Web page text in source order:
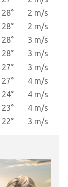
28°
2 m/s
28°
2 m/s
28°
3 m/s
28°
3 m/s
27°
3 m/s
27°
4 m/s
24°
4 m/s
23°
4 m/s
22° 3 m/s